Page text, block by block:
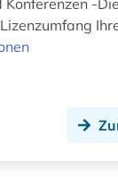
ausstellung (2)
autobiografie (2)
Konferenzen -